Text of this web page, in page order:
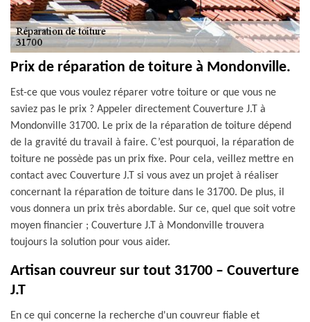
Prix de réparation de toiture à Mondonville.
Est-ce que vous voulez réparer votre toiture or que vous ne
saviez pas le prix ? Appeler directement Couverture J.T à
Mondonville 31700. Le prix de la réparation de toiture dépend
de la gravité du travail à faire. C’est pourquoi, la réparation de
toiture ne possède pas un prix fixe. Pour cela, veillez mettre en
contact avec Couverture J.T si vous avez un projet à réaliser
concernant la réparation de toiture dans le 31700. De plus, il
vous donnera un prix très abordable. Sur ce, quel que soit votre
moyen financier ; Couverture J.T à Mondonville trouvera
toujours la solution pour vous aider.
Artisan couvreur sur tout 31700 – Couverture
J.T
En ce qui concerne la recherche d'un couvreur fiable et